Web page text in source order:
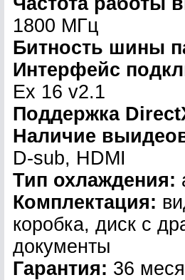
1800 МГц
Битность шины
Интерфейс
Ex 16 v2.1
Поддержка
Наличие
D-sub, HDMI
Тип охлаждения:
Комплектация:
коробка, диск с
документы
Гарантия: 36